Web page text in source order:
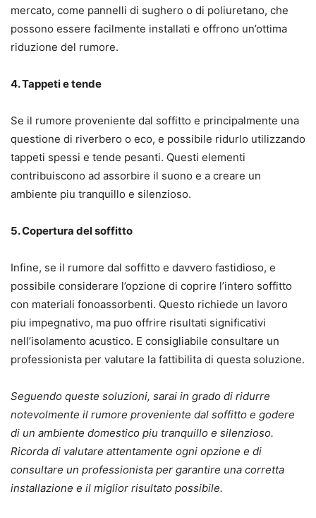
mercato, come pannelli di sughero o di poliuretano, che
possono essere facilmente installati e offrono un’ottima
riduzione del rumore.
4. Tappeti e tende
Se il rumore proveniente dal soffitto e principalmente una
questione di riverbero o eco, e possibile ridurlo utilizzando
tappeti spessi e tende pesanti. Questi elementi
contribuiscono ad assorbire il suono e a creare un
ambiente piu tranquillo e silenzioso.
5. Copertura del soffitto
Infine, se il rumore dal soffitto e davvero fastidioso, e
possibile considerare l’opzione di coprire l’intero soffitto
con materiali fonoassorbenti. Questo richiede un lavoro
piu impegnativo, ma puo offrire risultati significativi
nell’isolamento acustico. E consigliabile consultare un
professionista per valutare la fattibilita di questa soluzione.
Seguendo queste soluzioni, sarai in grado di ridurre
notevolmente il rumore proveniente dal soffitto e godere
di un ambiente domestico piu tranquillo e silenzioso.
Ricorda di valutare attentamente ogni opzione e di
consultare un professionista per garantire una corretta
installazione e il miglior risultato possibile.